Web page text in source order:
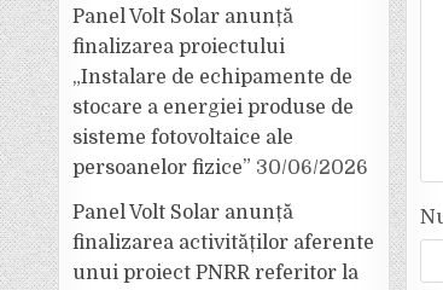
Panel Volt Solar anunță
finalizarea proiectului
„Instalare de echipamente de
stocare a energiei produse de
sisteme fotovoltaice ale
persoanelor fizice” 30/06/2026
Panel Volt Solar anunță
finalizarea activităților aferente
unui proiect PNRR referitor la